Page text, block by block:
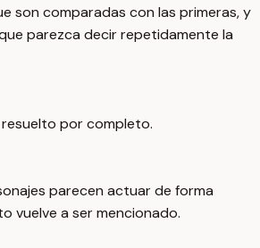
son comparadas con las primeras, y
parezca decir repetidamente la
por completo.
parecen actuar de forma
vuelve a ser mencionado.